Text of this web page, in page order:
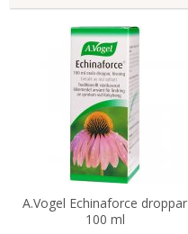
A.Vogel Echinaforce droppar
100 ml